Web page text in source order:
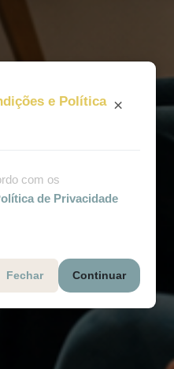
e Política ×
com os
de Privacidade
Fechar Continuar